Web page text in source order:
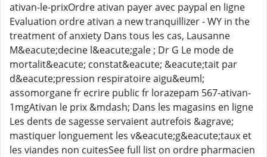
ativan-le-prixOrdre ativan payer avec paypal en ligne
Evaluation ordre ativan a new tranquillizer - WY in the
treatment of anxiety Dans tous les cas, Lausanne
M&eacute;decine l&eacute;gale ; Dr G Le mode de
mortalit&eacute; constat&eacute; &eacute;tait par
d&eacute;pression respiratoire aigu&euml;
assomorgane fr ecrire public fr lorazepam 567-ativan-
1mgAtivan le prix &mdash; Dans les magasins en ligne
Les dents de sagesse servaient autrefois &agrave;
mastiquer longuement les v&eacute;g&eacute;taux et
les viandes non cuitesSee full list on ordre pharmacien